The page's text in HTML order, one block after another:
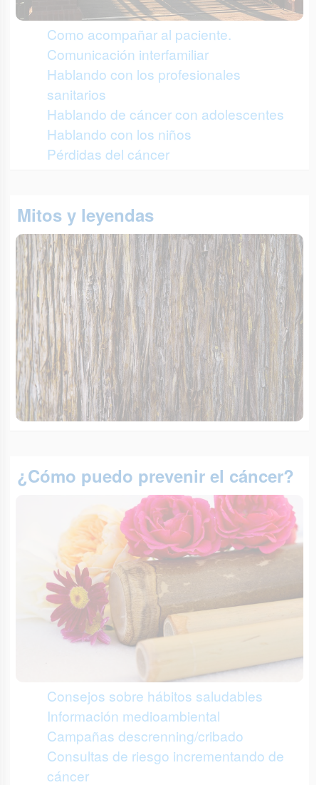
Como acompañar al paciente.
Comunicación interfamiliar
Hablando con los profesionales
sanitarios
Hablando de cáncer con adolescentes
Hablando con los niños
Pérdidas del cáncer
Mitos y leyendas
¿Cómo puedo prevenir el cáncer?
Consejos sobre hábitos saludables
Información medioambiental
Campañas descrenning/cribado
Consultas de riesgo incrementando de
cáncer